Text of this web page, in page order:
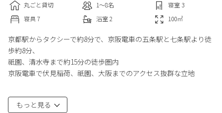
丸ごと貸切 1〜8名 寝室 3
寝具7 浴室 2 100㎡
京都駅からタクシーで約8分で、京阪電車の五条駅と七条駅より徒
歩約8分、
祇園、清水寺まで約15分の徒歩圏内
京阪電車で伏見稲荷、祇園、大阪までのアクセス抜群な立地
閑静な住宅地に佇む京町家
春には徒歩約10分の鴨川に咲く桜並木の花舞い、
もっと見る